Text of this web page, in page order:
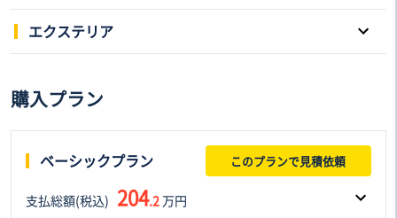
パワーウインドウ
スマートキー 本革シート
3列シート
フルフラットシート 後席モニター
シートヒーター シートエアコン
ウォークスルー
エクステリア
アルミホイール
エアロパーツ アダプティプヘッドライト
フロントフォグランプ
購入プラン
ベーシックプラン このプランで見積依頼
支払総額(税込) 204.2万円